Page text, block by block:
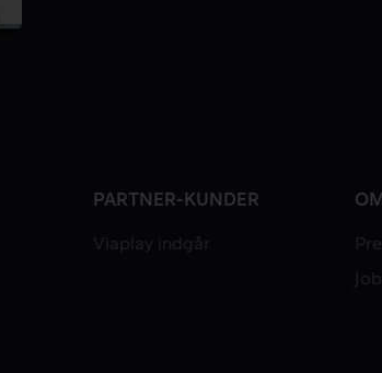
PARTNER-KUNDER
Viaplay indgår